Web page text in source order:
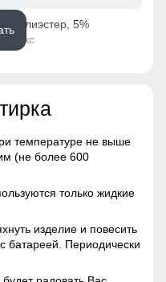
43
57
полиэстер, 5%
с флисовым
Софтшелл,
температуре не выше
(не более 600
только жидкие
изделие и повесить
батареей. Периодически